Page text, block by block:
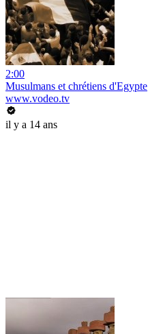
2:00
Musulmans et chrétiens d'Egypte
www.vodeo.tv
il y a 14 ans